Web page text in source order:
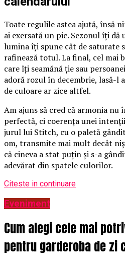
Toate regulile astea ajută, însă
ai exersată un pic. Sezonul îți
lumina îți spune cât de saturate
rafinează totul. La final, cel mai
care îți seamănă ție sau
adoră rozul în decembrie, lasă-l
de culoare ar zice altfel.
Am ajuns să cred că armonia nu
perfectă, ci coerența unei
jurul lui Stitch, cu o paletă
om, transmite mai mult decât
că cineva a stat puțin și s-a
adevărat din spatele culorilor.
Citeste in continuare
Eveniment
Cum alegi cele mai
pentru garderoba de zi